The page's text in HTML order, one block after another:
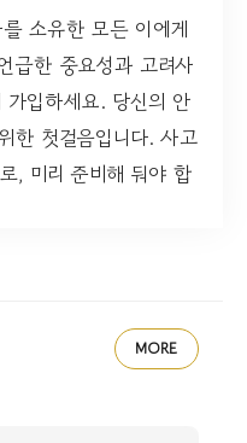
소유한 모든 이에게
급한 중요성과 고려사
입하세요. 당신의 안
한 첫걸음입니다. 사고
, 미리 준비해 둬야 합
MORE